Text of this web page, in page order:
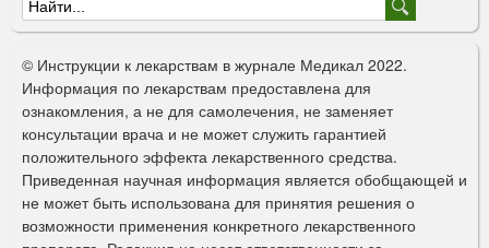
Ф
о
р
м
а
п
о
© Инструкции к лекарствам в журнале Медикал 2022.
Информация по лекарствам предоставлена для
ознакомления, а не для самолечения, не заменяет
консультации врача и не может служить гарантией
положительного эффекта лекарственного средства.
Приведенная научная информация является обобщающей и
не может быть использована для принятия решения о
возможности применения конкретного лекарственного